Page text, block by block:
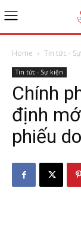
Home Tin tức -
Tin tức - Sự kiện
Chính
định
phiếu